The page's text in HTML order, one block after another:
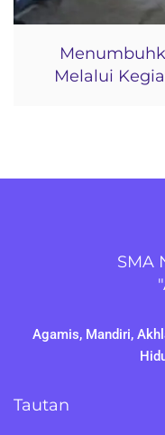
Melalui
SMA
Agamis, Mandiri,
Tautan